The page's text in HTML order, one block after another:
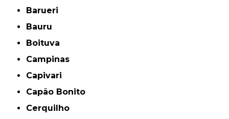
Barueri
Bauru
Boituva
Campinas
Capivari
Capão Bonito
Cerquilho